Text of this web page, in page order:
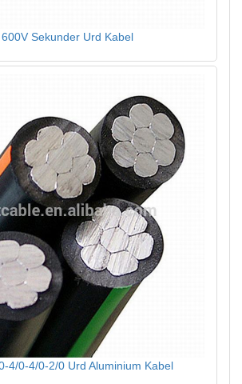
Sekunder Urd Kabel
4/0-4/0-2/0 Urd Aluminium Kabel